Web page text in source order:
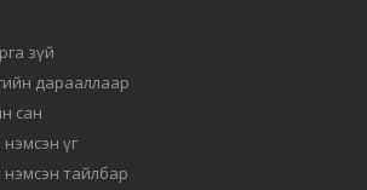
зүй
дарааллаар
сан
үг
тайлбар